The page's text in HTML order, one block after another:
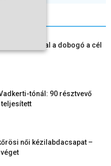
öt új játékossal a dobogó a cél
tónál: 90 résztvevő
női kézilabdacsapat –